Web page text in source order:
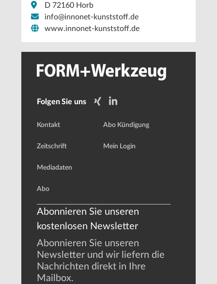
D 72160 Horb
info@innonet-kunststoff.de
www.innonet-kunststoff.de
Folgen Sie uns
Kontakt
Zeitschrift
Mediadaten
Abo
Abo Kündigung
Mein Login
Abonnieren Sie unseren
kostenlosen Newsletter
Abonnieren Sie unseren
Newsletter und wir liefern die
Nachrichten direkt in Ihre
Mailbox.